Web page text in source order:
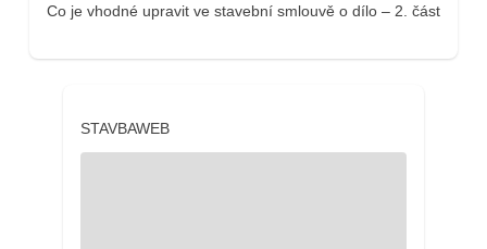
Co je vhodné upravit ve stavební smlouvě o dílo – 2. část
STAVBAWEB